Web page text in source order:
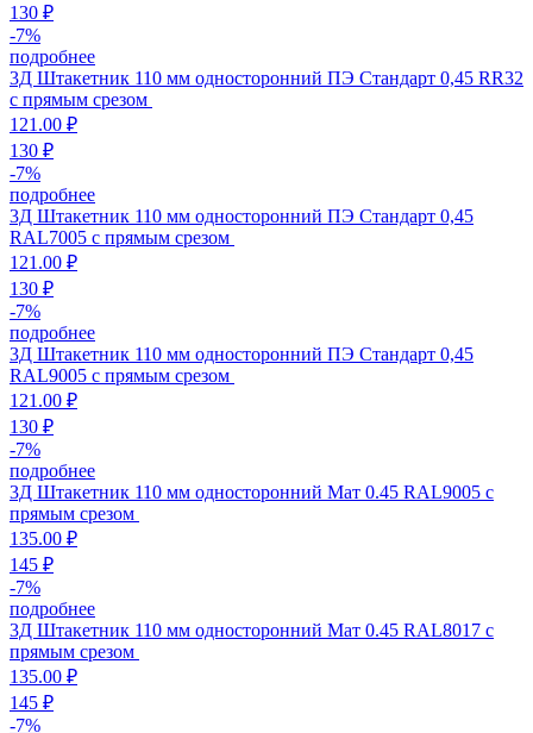
130 ₽
-7%
подробнее
3Д Штакетник 110 мм односторонний ПЭ Стандарт 0,45 RR32
с прямым срезом
121.00 ₽
130 ₽
-7%
подробнее
3Д Штакетник 110 мм односторонний ПЭ Стандарт 0,45
RAL7005 с прямым срезом
121.00 ₽
130 ₽
-7%
подробнее
3Д Штакетник 110 мм односторонний ПЭ Стандарт 0,45
RAL9005 с прямым срезом
121.00 ₽
130 ₽
-7%
подробнее
3Д Штакетник 110 мм односторонний Мат 0.45 RAL9005 с
прямым срезом
135.00 ₽
145 ₽
-7%
подробнее
3Д Штакетник 110 мм односторонний Мат 0.45 RAL8017 с
прямым срезом
135.00 ₽
145 ₽
-7%